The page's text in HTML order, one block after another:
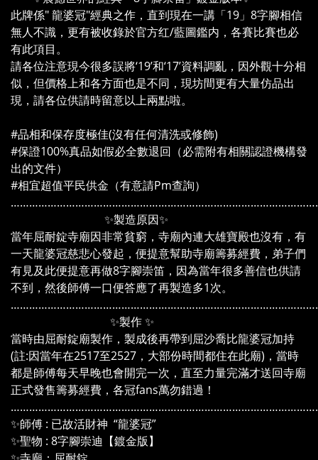
此牌係" 龍婆冠"經典之作，直到現在一講「19」8字腳相信
無人不識，更有被收錄於官方红/藍圖鑑内，各賽比賽也必
有此項目。
請各位注意現今很多誤將‘19’和‘17’資料調亂，因外觀十分相
似，但價格上和各方面也是不同，現坊間更有大量仿品出
現，請各位供請時留意以上兩點啦。
#品相和保存度極佳(沒有任何清洗或修飾)
#保證100%真品如假必全數退回（必需附有相關認證機構發
出的文件）
#相宜超值平民供金（有意請Pm查詢）
✨製造原因✨
當年屈耐錠寺廟因非常貧窮，寺廟內連大雄寶殿也沒有，有
一天龍婆冠慈悲心發起，便提意幫助寺廟籌募經費，弟子們
有見及此便提意再做8字腳崇笛，因為當年很多善信也供請
不到，然後師傅一口便答應了再製造多1次。
✨製作 ✨
當時由屈耐錠廟製作，製成後再帶到屈沙喬比龍婆冠加持
(註:因當年在2517至2527，大部份時間都住在此廟)，當時
都是師傅每天早晚也會開完一次，直至力量完滿才送回寺廟
正式發售籌募經費，各冠fans萬勿錯過！
✨師傅 : 已故活財神 “龍婆冠”
✨聖物 : 8字腳崇迪【鍍金版】